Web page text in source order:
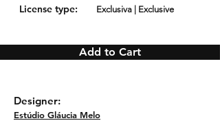
License type: Exclusiva | Exclusive
Add to Cart
Designer:
Estúdio Gláucia Melo